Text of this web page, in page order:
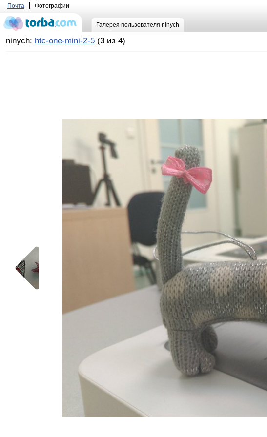
Почта Фотографии
Галерея пользователя ninych
ninych: htc-one-mini-2-5 (3 из 4)